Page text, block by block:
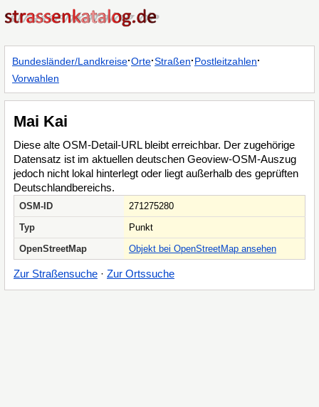
Bundesländer/Landkreise·Orte·Straßen·Postleitzahlen·
Vorwahlen
Mai Kai
Diese alte OSM-Detail-URL bleibt erreichbar. Der zugehörige
Datensatz ist im aktuellen deutschen Geoview-OSM-Auszug
jedoch nicht lokal hinterlegt oder liegt außerhalb des geprüften
Deutschlandbereichs.
OSM-ID
271275280
Typ
Punkt
OpenStreetMap
Objekt bei OpenStreetMap ansehen
Zur Straßensuche · Zur Ortssuche